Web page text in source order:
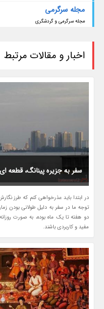
مجله سرگرمی
مجله سرگرمی و گردشگری
اخبار و مقالات مرتبط
سفر به جزیره پینانگ، قطعه
در ابتدا باید عذرخواهى کنم که طرز
توجه ما در سفر به دلیل طولانى بودن
دو هفته تا یک ماه بوده، به صورت
مفید و کاربردى باشند.